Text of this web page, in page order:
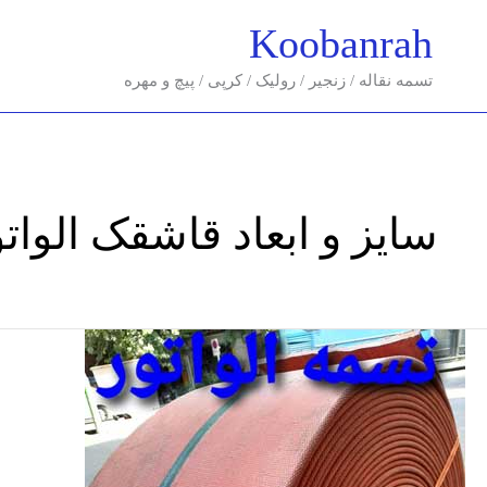
Koobanrah
تسمه نقاله / زنجیر / رولیک / کرپی / پیچ و مهره
سایز و ابعاد قاشقک
تسمه
الواتور/
تسمه
نقاله
برزنتی